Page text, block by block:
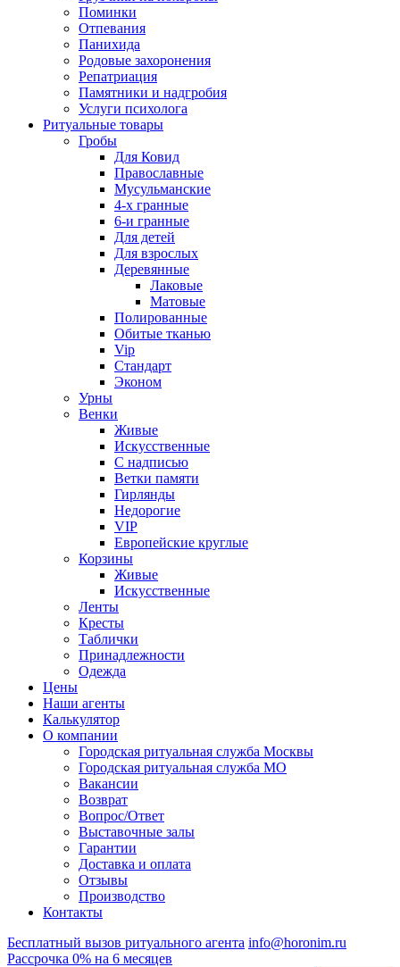
Поминки
Отпевания
Панихида
Родовые захоронения
Репатриация
Памятники и надгробия
Услуги психолога
Ритуальные товары
Гробы
Для Ковид
Православные
Мусульманские
4-х гранные
6-и гранные
Для детей
Для взрослых
Деревянные
Лаковые
Матовые
Полированные
Обитые тканью
Vip
Стандарт
Эконом
Урны
Венки
Живые
Искусственные
С надписью
Ветки памяти
Гирлянды
Недорогие
VIP
Европейские круглые
Корзины
Живые
Искусственные
Ленты
Кресты
Таблички
Принадлежности
Одежда
Цены
Наши агенты
Калькулятор
О компании
Городская ритуальная служба Москвы
Городская ритуальная служба МО
Вакансии
Возврат
Вопрос/Ответ
Выставочные залы
Гарантии
Доставка и оплата
Отзывы
Производство
Контакты
Бесплатный вызов ритуального агента info@horonim.ru
Рассрочка 0% на 6 месяцев